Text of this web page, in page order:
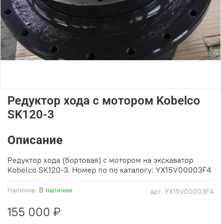
арт. YX15V00003F4
Наличие: В наличии
Редуктор хода с мотором Kobelco
SK120-3
155 000 ₽
Описание
Редуктор хода (бортовая) с мотором на экскаватор
Kobelco SK120-3. Номер по по каталогу: YX15V00003F4